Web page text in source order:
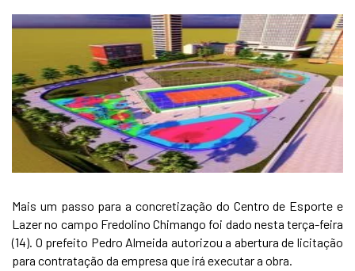
Mais um passo para a concretização do Centro de Esporte e
Lazer no campo Fredolino Chimango foi dado nesta terça-feira
(14). O prefeito Pedro Almeida autorizou a abertura de licitação
para contratação da empresa que irá executar a obra.